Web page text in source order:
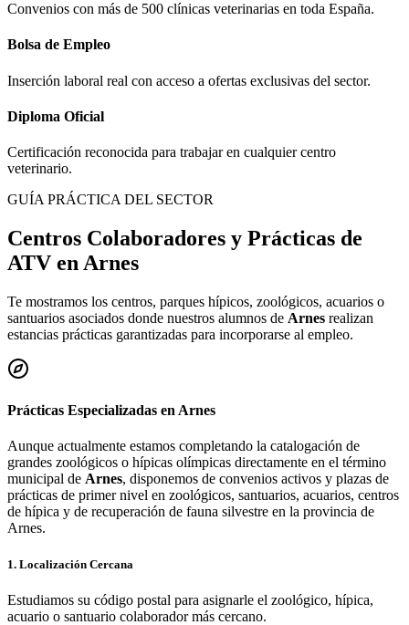
Convenios con más de 500 clínicas veterinarias en toda España.
Bolsa de Empleo
Inserción laboral real con acceso a ofertas exclusivas del sector.
Diploma Oficial
Certificación reconocida para trabajar en cualquier centro
veterinario.
GUÍA PRÁCTICA DEL SECTOR
Centros Colaboradores y Prácticas de
ATV en Arnes
Te mostramos los centros, parques hípicos, zoológicos, acuarios o
santuarios asociados donde nuestros alumnos de Arnes realizan
estancias prácticas garantizadas para incorporarse al empleo.
Prácticas Especializadas en Arnes
Aunque actualmente estamos completando la catalogación de
grandes zoológicos o hípicas olímpicas directamente en el término
municipal de Arnes, disponemos de convenios activos y plazas de
prácticas de primer nivel en zoológicos, santuarios, acuarios, centros
de hípica y de recuperación de fauna silvestre en la provincia de
Arnes.
1. Localización Cercana
Estudiamos su código postal para asignarle el zoológico, hípica,
acuario o santuario colaborador más cercano.